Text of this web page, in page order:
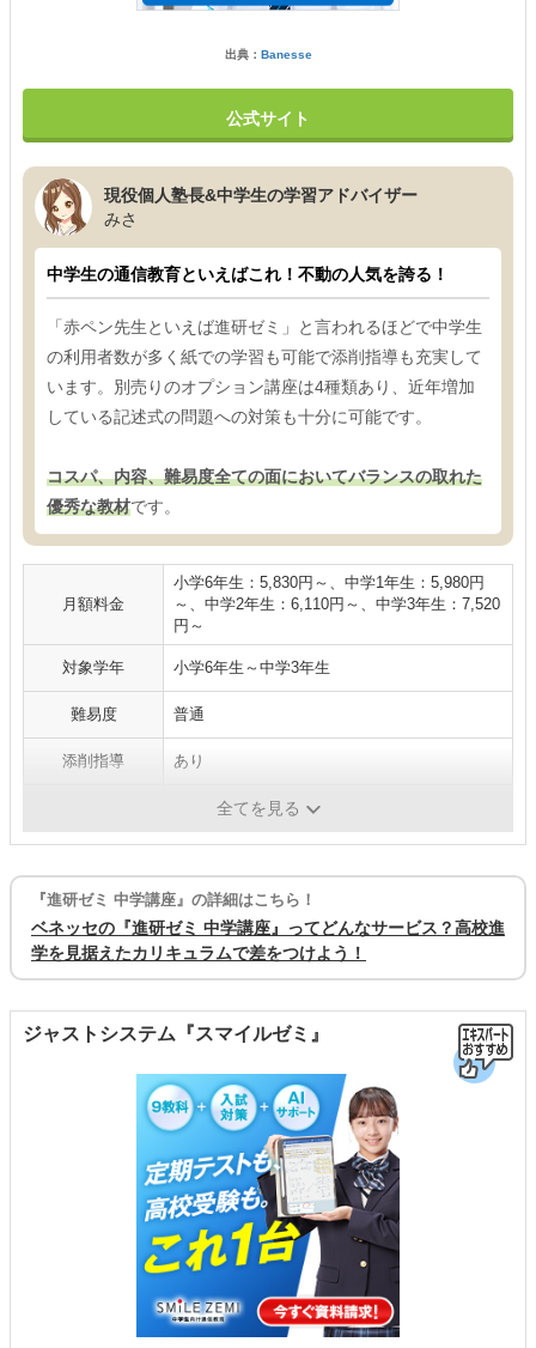
出典： Banesse
公式サイト
現役個人塾長&中学生の学習アドバイザー
みさ
中学生の通信教育といえばこれ！不動の人気を誇る！
「赤ペン先生といえば進研ゼミ」と言われるほどで中学生
の利用者数が多く紙での学習も可能で添削指導も充実して
います。別売りのオプション講座は4種類あり、近年増加
している記述式の問題への対策も十分に可能です。
コスパ、内容、難易度全ての面においてバランスの取れた
優秀な教材です。
月額料金
小学6年生：5,830円～、中学1年生：5,980円
～、中学2年生：6,110円～、中学3年生：7,520
円～
対象学年 小学6年生～中学3年生
難易度 普通
添削指導 あり
専用タブレット、紙
全てを見る
『進研ゼミ 中学講座』の詳細はこちら！
ベネッセの『進研ゼミ 中学講座』ってどんなサービス？高校進
学を見据えたカリキュラムで差をつけよう！
ジャストシステム『スマイルゼミ』